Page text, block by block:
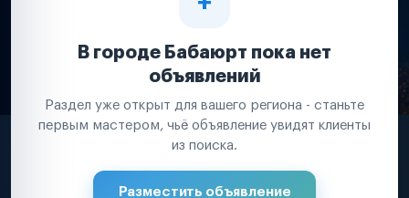
В городе Бабаюрт пока нет
объявлений
Раздел уже открыт для вашего региона - станьте
первым мастером, чьё объявление увидят клиенты
из поиска.
Разместить объявление